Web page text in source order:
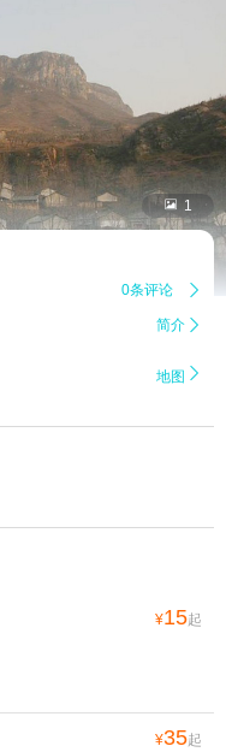
 1
0条评论 
简介 
地图 
¥15起
¥35起